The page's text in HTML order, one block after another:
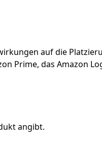
auf die
Prime, das Amazon
angibt.